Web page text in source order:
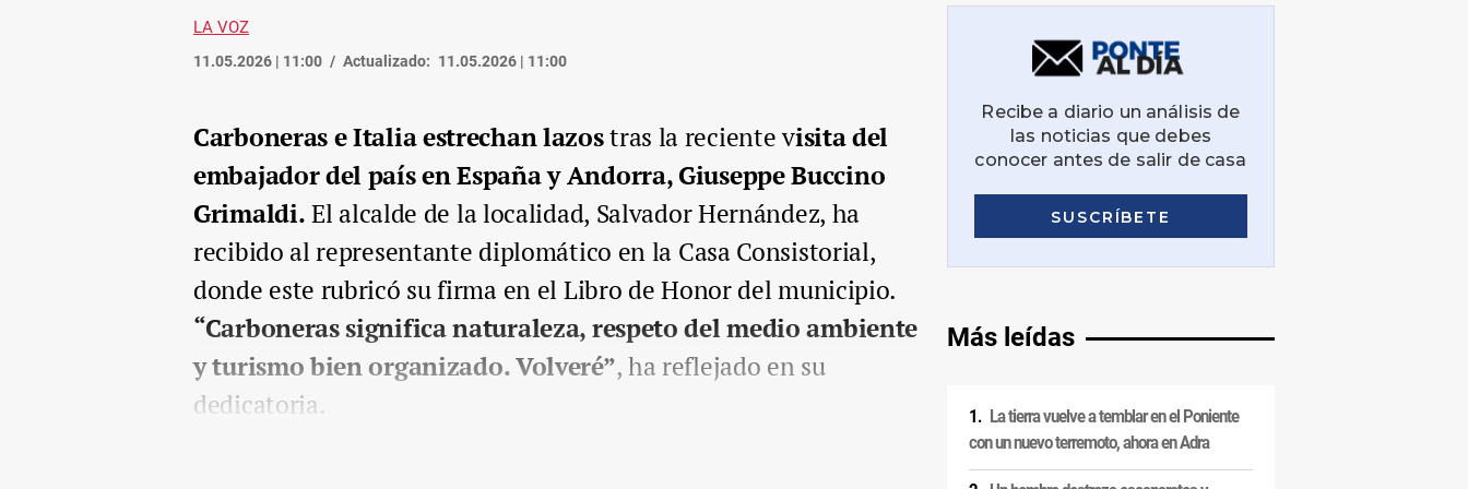
LA VOZ
11.05.2026 | 11:00 Actualizado: 11.05.2026 | 11:00
Carboneras e Italia estrechan lazostras la reciente visita del
embajador del país en España y Andorra, Giuseppe Buccino
Grimaldi.El alcalde de la localidad, Salvador Hernández, ha
recibido al representante diplomático en la Casa Consistorial,
donde este rubricó su firma en el Libro de Honor del municipio.
“Carboneras significa naturaleza, respeto del medio ambiente
y turismo bien organizado. Volveré”, ha reflejado en su
dedicatoria.
Más leídas
La tierra vuelve a temblar en el Poniente
con un nuevo terremoto, ahora en Adra